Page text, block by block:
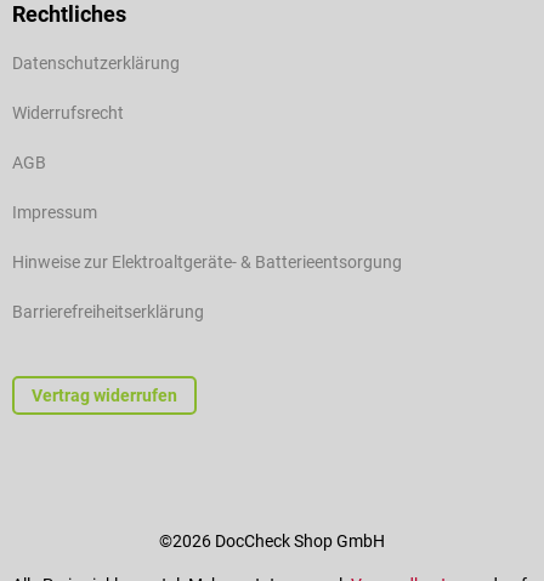
Rechtliches
Datenschutzerklärung
Widerrufsrecht
AGB
Impressum
Hinweise zur Elektroaltgeräte- & Batterieentsorgung
Barrierefreiheitserklärung
Vertrag widerrufen
©2026 DocCheck Shop GmbH